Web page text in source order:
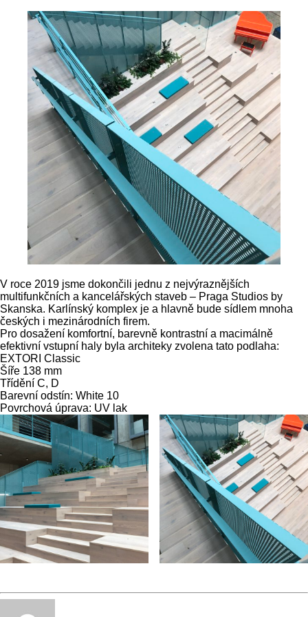
V roce 2019 jsme dokončili jednu z nejvýraznějších
multifunkčních a kancelářských staveb – Praga Studios by
Skanska. Karlínský komplex je a hlavně bude sídlem mnoha
českých i mezinárodních firem.
Pro dosažení komfortní, barevně kontrastní a macimálně
efektivní vstupní haly byla architeky zvolena tato podlaha:
EXTORI Classic
Šíře 138 mm
Třídění C, D
Barevní odstín: White 10
Povrchová úprava: UV lak